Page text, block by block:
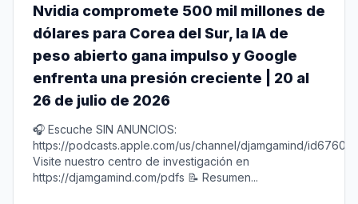
Nvidia compromete 500 mil millones de
dólares para Corea del Sur, la IA de
peso abierto gana impulso y Google
enfrenta una presión creciente | 20 al
26 de julio de 2026
🎧 Escuche SIN ANUNCIOS:
https://podcasts.apple.com/us/channel/djamgamind/
Visite nuestro centro de investigación en
https://djamgamind.com/pdfs 📝 Resumen...